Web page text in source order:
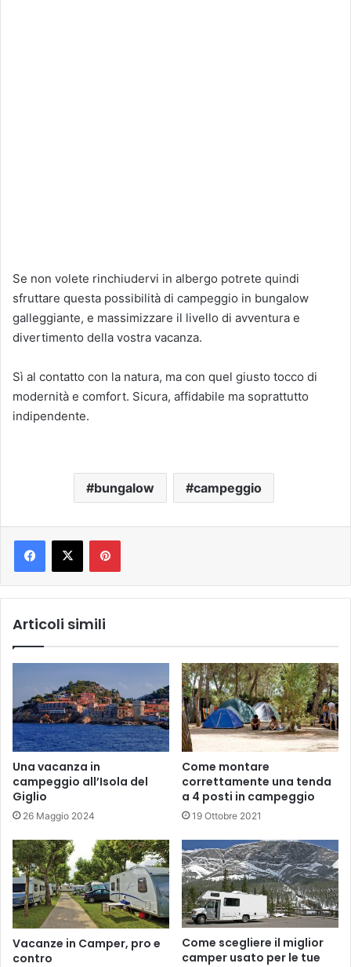
Se non volete rinchiudervi in albergo potrete quindi
sfruttare questa possibilità di campeggio in bungalow
galleggiante, e massimizzare il livello di avventura e
divertimento della vostra vacanza.
Sì al contatto con la natura, ma con quel giusto tocco di
modernità e comfort. Sicura, affidabile ma soprattutto
indipendente.
bungalow campeggio
Pinterest
Articoli simili
Una vacanza in
campeggio all’Isola del
Giglio
26 Maggio 2024
Come montare
correttamente una tenda
a 4 posti in campeggio
19 Ottobre 2021
Vacanze in Camper, pro e
contro
Come scegliere il miglior
camper usato per le tue